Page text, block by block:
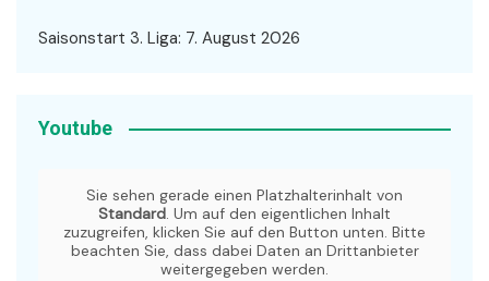
Saisonstart 3. Liga: 7. August 2026
Youtube
Sie sehen gerade einen Platzhalterinhalt von
Standard. Um auf den eigentlichen Inhalt
zuzugreifen, klicken Sie auf den Button unten. Bitte
beachten Sie, dass dabei Daten an Drittanbieter
weitergegeben werden.